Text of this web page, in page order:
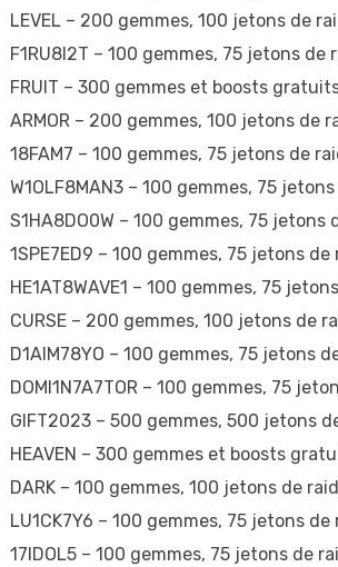
LEVEL – 200 gemmes, 100 jetons de
F1RU8I2T – 100 gemmes, 75 jetons
FRUIT – 300 gemmes et boosts
ARMOR – 200 gemmes, 100 jetons de
18FAM7 – 100 gemmes, 75 jetons de
W1OLF8MAN3 – 100 gemmes, 75
S1HA8DO0W – 100 gemmes, 75
1SPE7ED9 – 100 gemmes, 75 jetons
HE1AT8WAVE1 – 100 gemmes, 75
CURSE – 200 gemmes, 100 jetons de
D1AIM78YO – 100 gemmes, 75 jetons
DOMI1N7A7TOR – 100 gemmes, 75
GIFT2023 – 500 gemmes, 500 jetons
HEAVEN – 300 gemmes et boosts
DARK – 100 gemmes, 100 jetons de
LU1CK7Y6 – 100 gemmes, 75 jetons
17IDOL5 – 100 gemmes, 75 jetons de